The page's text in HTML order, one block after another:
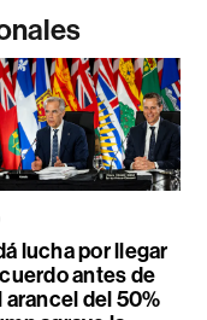
lucha por llegar
antes de
arancel del 50%